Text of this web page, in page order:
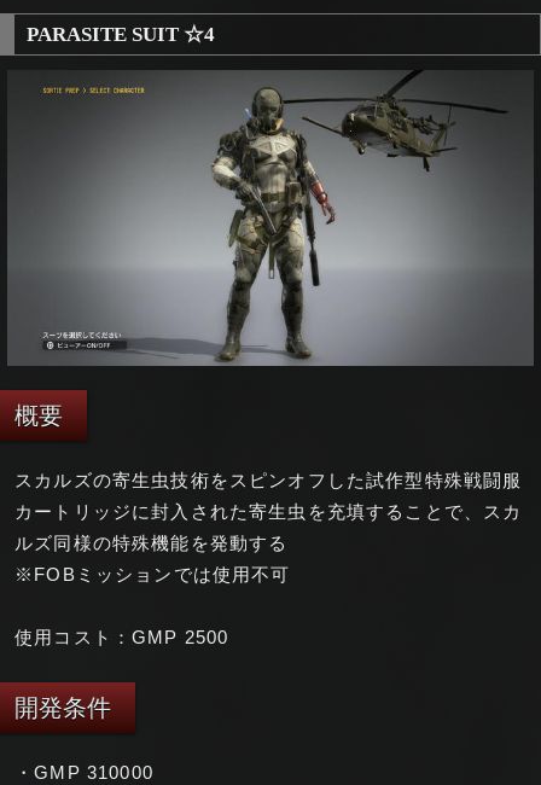
PARASITE SUIT ☆4
概要
スカルズの寄生虫技術をスピンオフした試作型特殊戦闘服
カートリッジに封入された寄生虫を充填することで、スカ
ルズ同様の特殊機能を発動する
※FOBミッションでは使用不可
使用コスト：GMP 2500
開発条件
・GMP 310000